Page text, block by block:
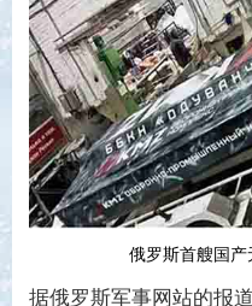
俄罗斯首艘国产
据俄罗斯军事网站的报